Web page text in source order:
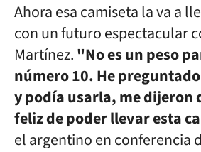
Ahora esa camiseta la va a
con un futuro espectacular
Martínez."No es un peso
número 10. He
y podía usarla, me dijeron
feliz de poder llevar esta
el argentino en conferencia